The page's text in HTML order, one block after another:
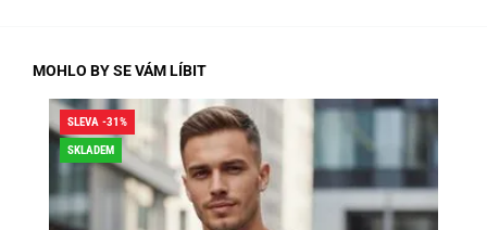
MOHLO BY SE VÁM LÍBIT
SLEVA -31%
SKLADEM